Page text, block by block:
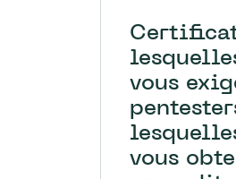
vous
vous